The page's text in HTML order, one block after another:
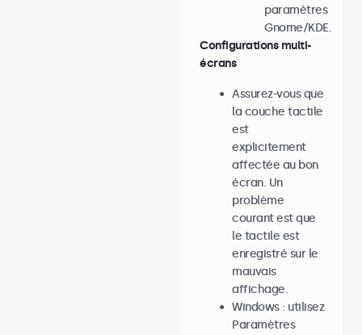
paramètres
Gnome/KDE.
Configurations multi-
écrans
Assurez-vous que
la couche tactile
est
explicitement
affectée au bon
écran. Un
problème
courant est que
le tactile est
enregistré sur le
mauvais
affichage.
Windows : utilisez
Paramètres